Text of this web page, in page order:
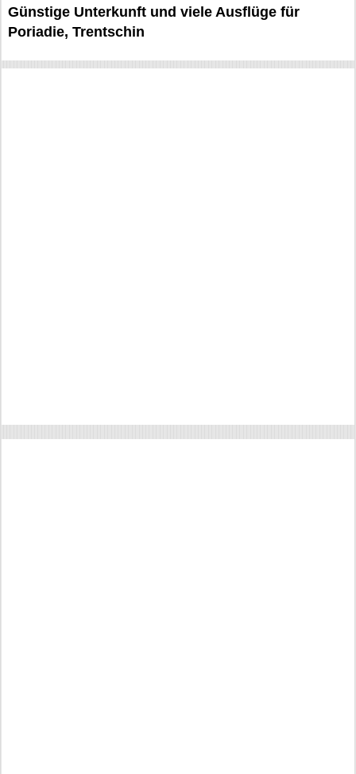
Günstige Unterkunft und viele Ausflüge für
Poriadie, Trentschin